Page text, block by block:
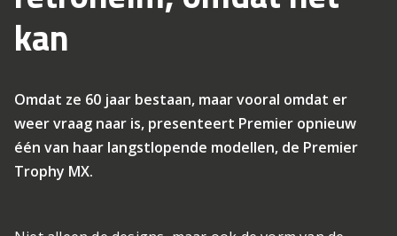
kan
Omdat ze 60 jaar bestaan, maar vooral omdat er
weer vraag naar is, presenteert Premier opnieuw
één van haar langstlopende modellen, de Premier
Trophy MX.